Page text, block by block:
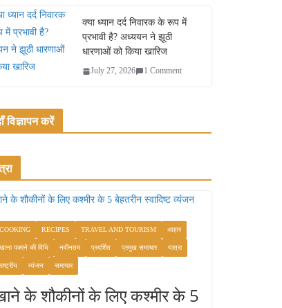
क्या ध्यान दर्द निवारक के रूप में
प्रभावी है? अध्ययन ने झूठी
धारणाओं को किया खारिज
July 27, 2026 1 Comment
विज्ञापन करें
COOKING RECIPES TRAVEL AND TOURISM आहार
खाना पकाने की विधि नवीनतम प्रदर्शित प्रमुख समाचार यात्रा
राष्ट्रीय व्यंजन समाचार
के शौकीनों के लिए कश्मीर के 5